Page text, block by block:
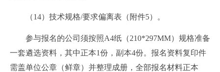
（14）技术规格/要求偏离表（附件5）。
参与报名的公司须按照A4纸（210*297MM）规格准备
一套遴选资料，其中正本1份，副本4份。报名资料复印件
需盖单位公章（鲜章）并整理成册，全部报名材料正本